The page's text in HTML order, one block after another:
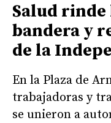
Salud
bandera y
de la
En la Plaza de
trabajadoras y
se unieron a